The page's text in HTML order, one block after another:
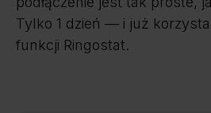
Tylko 1 dzień — i już
funkcji Ringostat.